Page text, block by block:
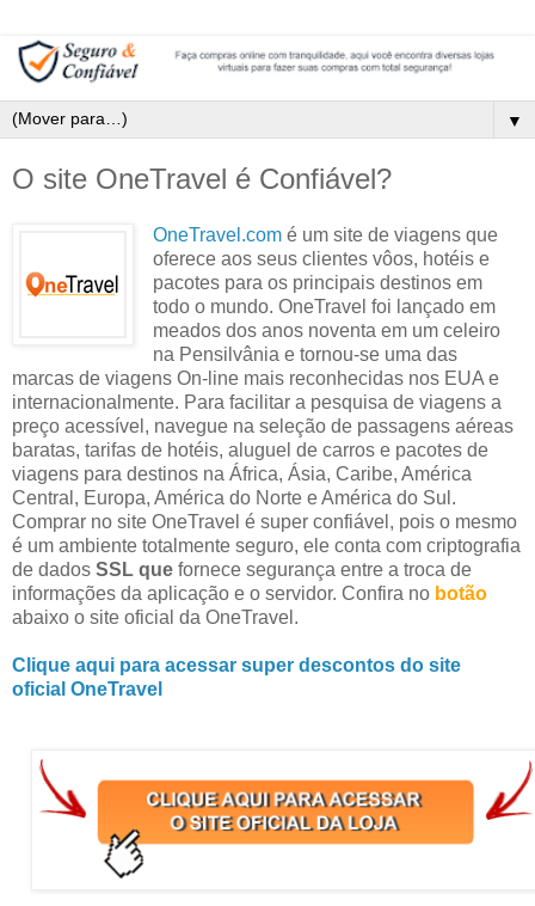
▼
O site OneTravel é Confiável?
OneTravel.comé um site de viagens que
oferece aos seus clientes vôos, hotéis e
pacotes para os principais destinos em
todo o mundo. OneTravel foi lançado em
meados dos anos noventa em um celeiro
na Pensilvânia e tornou-se uma das
marcas de viagens On-line mais reconhecidas nos EUA e
internacionalmente. Para facilitar a pesquisa de viagens a
preço acessível, navegue na seleção de passagens aéreas
baratas, tarifas de hotéis, aluguel de carros e pacotes de
viagens para destinos na África, Ásia, Caribe, América
Central, Europa, América do Norte e América do Sul.
Comprar no site OneTravel é super confiável, pois o mesmo
é um ambiente totalmente seguro, ele conta com criptografia
de dados SSL que fornece segurança entre a troca de
informações da aplicação e o servidor. Confira no botão
abaixo o site oficial da OneTravel.
Clique aqui para acessar super descontos do site
oficial OneTravel